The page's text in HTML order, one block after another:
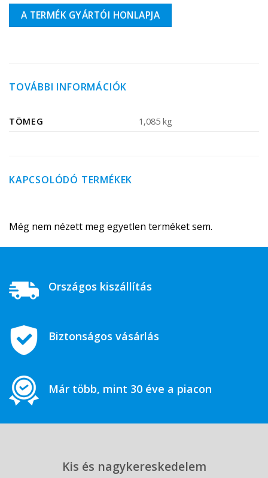
A TERMÉK GYÁRTÓI HONLAPJA
TOVÁBBI INFORMÁCIÓK
TÖMEG 1,085 kg
KAPCSOLÓDÓ TERMÉKEK
Még nem nézett meg egyetlen terméket sem.
Országos kiszállítás
Biztonságos vásárlás
Már több, mint 30 éve a piacon
Kis és nagykereskedelem